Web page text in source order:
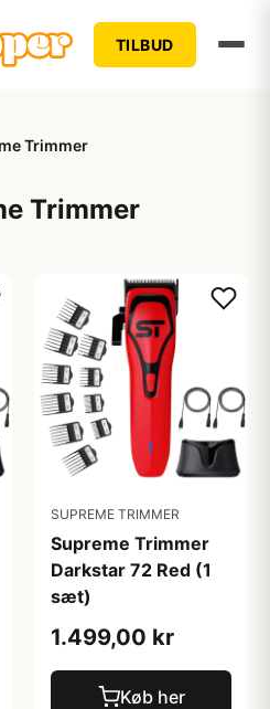
TILBUD
Trimmer
Trimmer
SUPREME TRIMMER
Supreme Trimmer
Darkstar 72 Red (1
sæt)
1.499,00 kr
Køb her